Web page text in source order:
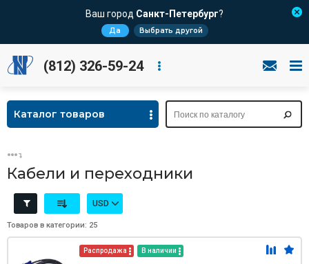
Ваш город Санкт-Петербург?
Да Выбрать другой
(812) 326-59-24
Каталог товаров
Кабели и переходники
USD
Товаров в категории: 25
Распродажа В наличии